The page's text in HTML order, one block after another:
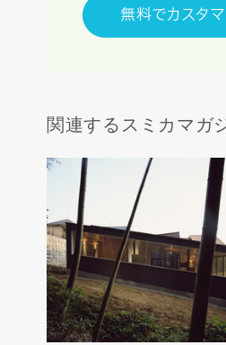
関連するスミカマガ